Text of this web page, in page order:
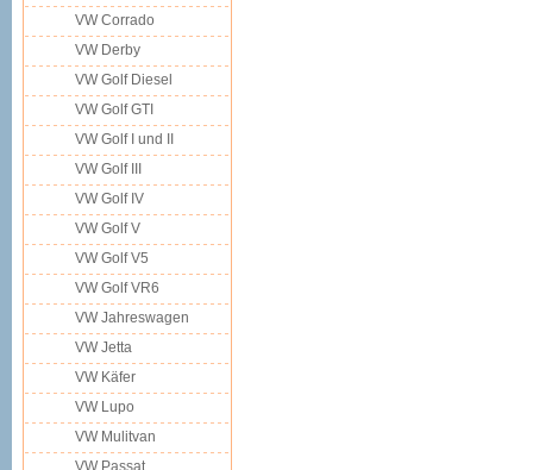
VW Corrado
VW Derby
VW Golf Diesel
VW Golf GTI
VW Golf I und II
VW Golf III
VW Golf IV
VW Golf V
VW Golf V5
VW Golf VR6
VW Jahreswagen
VW Jetta
VW Käfer
VW Lupo
VW Mulitvan
VW Passat